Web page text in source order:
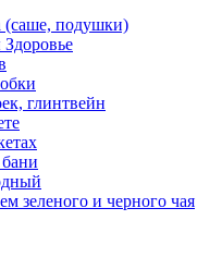
подушки)
глинтвейн
зеленого и черного чая